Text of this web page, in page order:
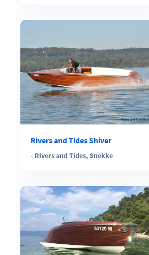
Rivers and Tides Shiver
- Rivers and Tides,Snekke